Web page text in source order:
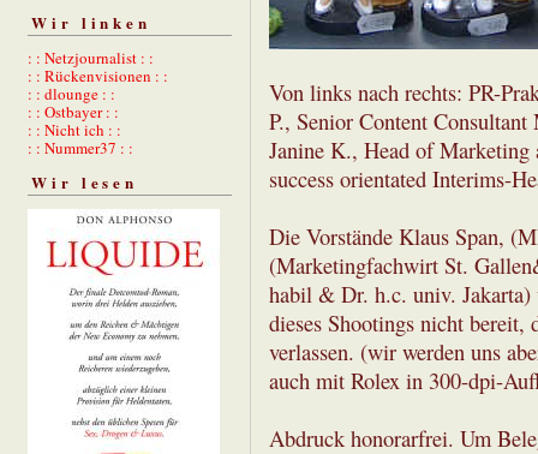
Wir linken
: : Netzjournalist : :
: : Rückenvisionen : :
: : dlounge : :
: : Ostbayer : :
: : Nicht ich : :
: : Nummer37 : :
Wir lesen
Von links nach rechts: PR-
P., Senior Content
Janine K., Head of Marketing
success orientated Interims-
Die Vorstände Klaus Span,
(Marketingfachwirt St.
habil & Dr. h.c. univ.
dieses Shootings nicht bereit,
verlassen. (wir werden uns
auch mit Rolex in 300-dpi-
Abdruck honorarfrei. Um